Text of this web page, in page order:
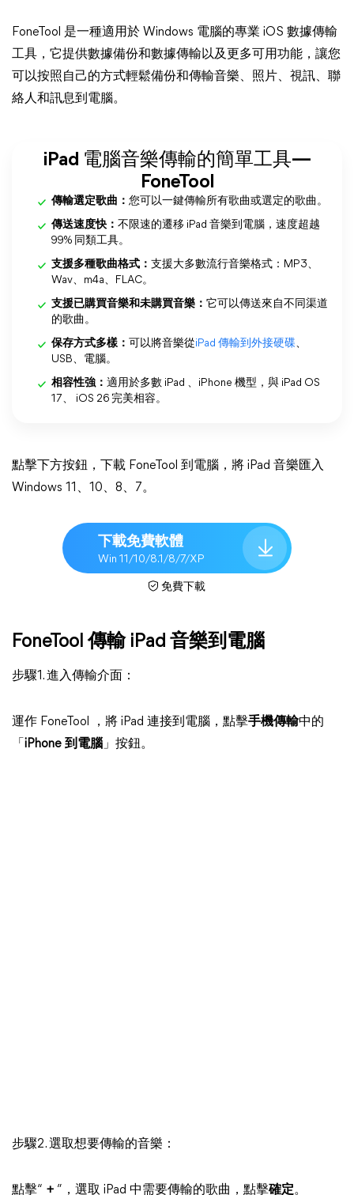
FoneTool 是一種適用於 Windows 電腦的專業 iOS 數據傳輸
工具，它提供數據備份和數據傳輸以及更多可用功能，讓您
可以按照自己的方式輕鬆備份和傳輸音樂、照片、視訊、聯
絡人和訊息到電腦。
iPad 電腦音樂傳輸的簡單工具—
FoneTool
傳輸選定歌曲： 您可以一鍵傳輸所有歌曲或選定的歌曲。
傳送速度快： 不限速的遷移 iPad 音樂到電腦，速度超越
99% 同類工具。
支援多種歌曲格式： 支援大多數流行音樂格式：MP3、
Wav、m4a、FLAC。
支援已購買音樂和未購買音樂： 它可以傳送來自不同渠道
的歌曲。
保存方式多樣： 可以將音樂從iPad 傳輸到外接硬碟、
USB、電腦。
相容性強： 適用於多數 iPad 、iPhone 機型，與 iPad OS
17、 iOS 26 完美相容。
點擊下方按鈕，下載 FoneTool 到電腦，將 iPad 音樂匯入
Windows 11、10、8、7。
下載免費軟體
Win 11/10/8.1/8/7/XP
免費下載
FoneTool 傳輸 iPad 音樂到電腦
步驟1. 進入傳輸介面：
運作 FoneTool ，將 iPad 連接到電腦，點擊手機傳輸中的
「 iPhone 到電腦 」按鈕。
步驟2. 選取想要傳輸的音樂：
點擊“ + ”，選取 iPad 中需要傳輸的歌曲，點擊確定。